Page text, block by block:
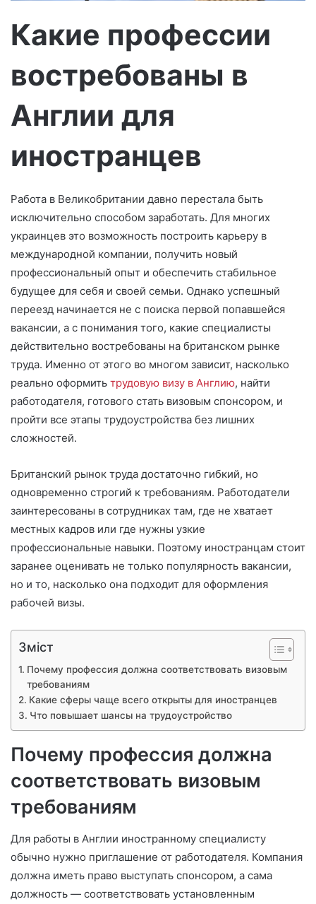
о
н
о
и
с
а
Какие профессии
востребованы в
Англии для
иностранцев
Работа в Великобритании давно перестала быть
исключительно способом заработать. Для многих
украинцев это возможность построить карьеру в
международной компании, получить новый
профессиональный опыт и обеспечить стабильное
будущее для себя и своей семьи. Однако успешный
переезд начинается не с поиска первой попавшейся
вакансии, а с понимания того, какие специалисты
действительно востребованы на британском рынке
труда. Именно от этого во многом зависит, насколько
реально оформить трудовую визу в Англию, найти
работодателя, готового стать визовым спонсором, и
пройти все этапы трудоустройства без лишних
сложностей.
Британский рынок труда достаточно гибкий, но
одновременно строгий к требованиям. Работодатели
заинтересованы в сотрудниках там, где не хватает
местных кадров или где нужны узкие
профессиональные навыки. Поэтому иностранцам стоит
заранее оценивать не только популярность вакансии,
но и то, насколько она подходит для оформления
рабочей визы.
Зміст
Почему профессия должна соответствовать визовым
требованиям
Какие сферы чаще всего открыты для иностранцев
Что повышает шансы на трудоустройство
Почему профессия должна
соответствовать визовым
требованиям
Для работы в Англии иностранному специалисту
обычно нужно приглашение от работодателя. Компания
должна иметь право выступать спонсором, а сама
должность — соответствовать установленным